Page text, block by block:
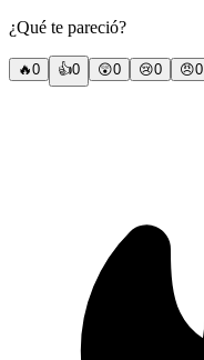
¿Qué te pareció?
🔥0 👍0 😲0 😢0 😠0